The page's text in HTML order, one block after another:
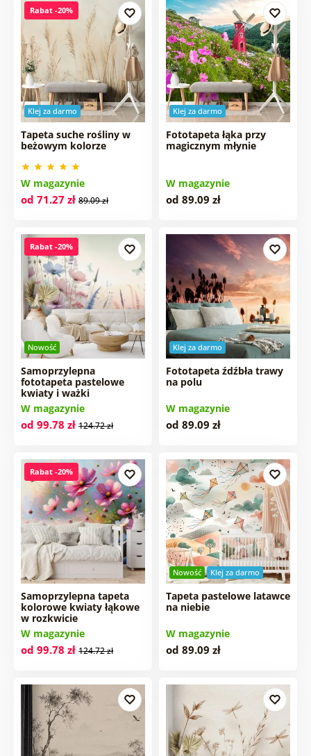
Klej za darmo
Rabat -20%
Tapeta suche rośliny w
beżowym kolorze
W magazynie
od 71.27 zł 89.09 zł
Klej za darmo
Fototapeta łąka przy
magicznym młynie
W magazynie
od 89.09 zł
Nowość
Rabat -20%
Samoprzylepna
fototapeta pastelowe
kwiaty i ważki
W magazynie
od 99.78 zł 124.72 zł
Klej za darmo
Fototapeta źdźbła trawy
na polu
W magazynie
od 89.09 zł
Rabat -20%
Samoprzylepna tapeta
kolorowe kwiaty łąkowe
w rozkwicie
W magazynie
od 99.78 zł 124.72 zł
Nowość Klej za darmo
Tapeta pastelowe latawce
na niebie
W magazynie
od 89.09 zł